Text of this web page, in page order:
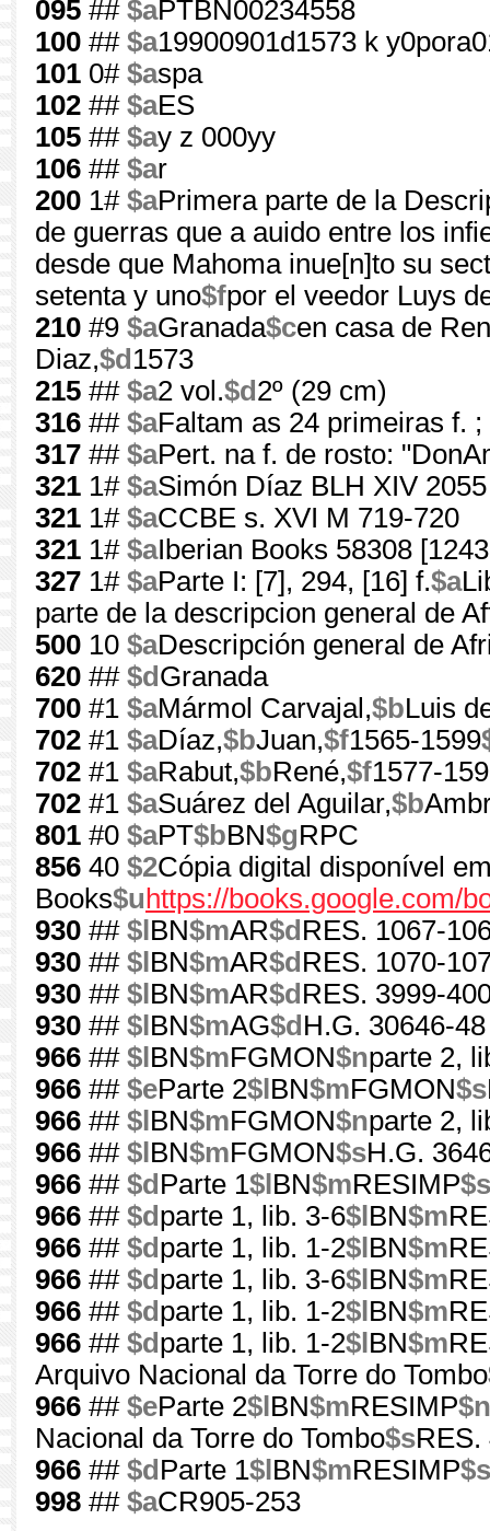
095 ## $aPTBN00234558
100 ## $a19900901d1573 k
101 0# $aspa
102 ## $aES
105 ## $ay z 000yy
106 ## $ar
200 1# $aPrimera parte de la
de guerras que a auido entre los
desde que Mahoma inue[n]to su
setenta y uno$fpor el veedor Luys
210 #9 $aGranada$cen casa de
Diaz,$d 1573
215 ## $a2 vol.$d 2º (29 cm)
316 ## $aFaltam as 24 primeiras f.
317 ## $aPert. na f. de rosto:
321 1# $aSimón Díaz BLH XIV 2055
321 1# $aCCBE s. XVI M 719-720
321 1# $aIberian Books 58308
327 1# $aParte I: [7], 294, [16] f.$a
parte de la descripcion general de
500 10 $aDescripción general de
620 ## $d Granada
700 #1 $aMármol Carvajal,$bLuis
702 #1 $aDíaz,$bJuan,$f1565-1599
702 #1 $aRabut,$bRené,$f1577-
702 #1 $aSuárez del Aguilar,$b
801 #0 $aPT$bBN$gRPC
856 40 $2Cópia digital disponível
Books$u https://books.google.com/
930 ## $l BN$mAR$d RES. 1067-
930 ## $l BN$mAR$d RES. 1070-
930 ## $l BN$mAR$d RES. 3999-
930 ## $l BN$mAG$d H.G. 30646-48
966 ## $l BN$mFGMON$nparte 2,
966 ## $eParte 2$l BN$mFGMON$s
966 ## $l BN$mFGMON$nparte 2,
966 ## $l BN$mFGMON$sH.G.
966 ## $d Parte 1$l BN$mRESIMP$s
966 ## $d parte 1, lib. 3-6$l BN$m
966 ## $d parte 1, lib. 1-2$l BN$m
966 ## $d parte 1, lib. 3-6$l BN$m
966 ## $d parte 1, lib. 1-2$l BN$m
966 ## $d parte 1, lib. 1-2$l BN$m
Arquivo Nacional da Torre do Tombo
966 ## $eParte 2$l BN$mRESIMP$n
Nacional da Torre do Tombo$sRES.
966 ## $d Parte 1$l BN$mRESIMP$s
998 ## $aCR905-253